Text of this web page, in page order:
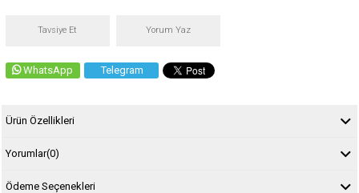
Tavsiye Et Yorum Yaz
WhatsApp Telegram
Ürün Özellikleri
Yorumlar(0)
Ödeme Seçenekleri